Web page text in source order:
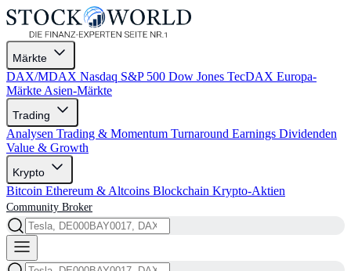
Märkte
DAX/MDAX Nasdaq S&P 500 Dow Jones TecDAX Europa-
Märkte Asien-Märkte
Trading
Analysen Trading & Momentum Turnaround Earnings Dividenden
Value & Growth
Krypto
Bitcoin Ethereum & Altcoins Blockchain Krypto-Aktien
Community Broker